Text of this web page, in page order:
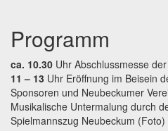
Programm
ca. 10.30 Uhr Abschlussmesse
11 – 13 Uhr Eröffnung im Beisein
Sponsoren und Neubeckumer
Musikalische Untermalung durch
Spielmannszug Neubeckum (Foto)